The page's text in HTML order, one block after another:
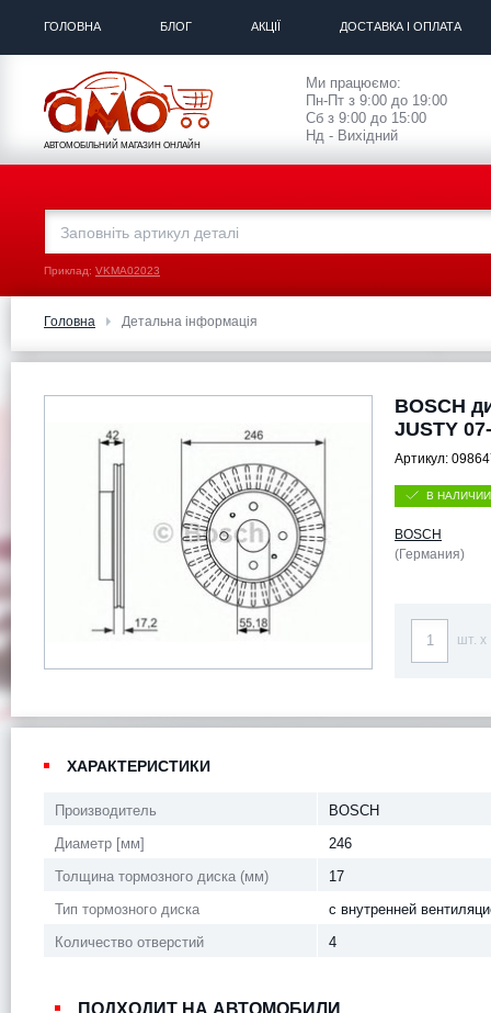
ГОЛОВНА БЛОГ АКЦІЇ ДОСТАВКА І ОПЛАТА
АВТОМОБІЛЬНИЙ МАГАЗИН ОНЛАЙН
Ми працюємо:
Пн-Пт з 9:00 до 19:00
Сб з 9:00 до 15:00
Нд - Вихідний
Приклад: VKMA02023
Головна Детальна інформація
BOSCH
JUSTY 07-
Артикул:
В НАЛИЧИИ
BOSCH
(Германия)
шт. x
ХАРАКТЕРИСТИКИ
Производитель
BOSCH
Диаметр [мм]
246
Толщина тормозного диска (мм)
17
Тип тормозного диска
с внутренней
Количество отверстий
4
ПОДХОДИТ НА АВТОМОБИЛИ